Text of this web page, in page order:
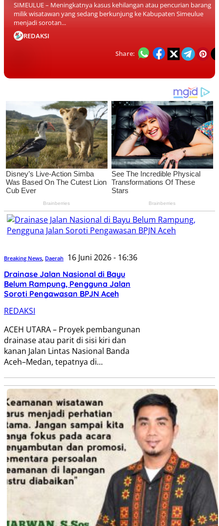
SIMEULUE – Meningkatnya kasus kehilangan atau pencurian barang
milik wisatawan yang sedang berkunjung ke Kabupaten Simeulue
menjadi sorotan...
REDAKSI
Share:
Breaking News, Daerah 16 Juni 2026 - 16:36
Drainase Jalan Nasional di Bayu
Belum Rampung, Pengguna Jalan
Soroti Pengawasan BPJN Aceh
REDAKSI
ACEH UTARA – Proyek pembangunan
drainase atau parit di sisi kiri dan
kanan Jalan Lintas Nasional Banda
Aceh–Medan, tepatnya di…